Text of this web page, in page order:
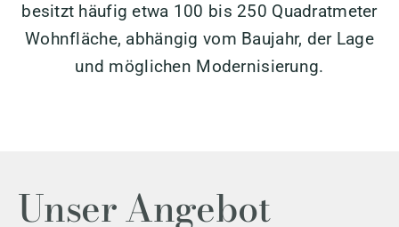
besitzt häufig etwa 100 bis 250 Quadratmeter
Wohnfläche, abhängig vom Baujahr, der Lage
und möglichen Modernisierung.
Unser Angebot